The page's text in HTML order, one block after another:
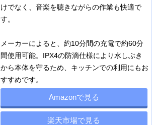
けでなく、音楽を聴きながらの作業も快適で
す。
メーカーによると、約10分間の充電で約60分
間使用可能。IPX4の防滴仕様により水しぶき
から本体を守るため、キッチンでの利用にもお
すすめです。
Amazonで見る
楽天市場で見る